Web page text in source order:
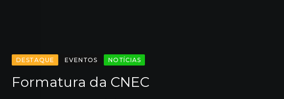
DESTAQUE EVENTOS NOTÍCIAS
Formatura da CNEC